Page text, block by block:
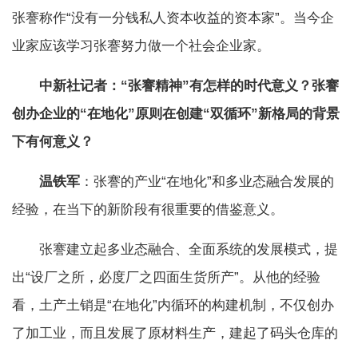
张謇称作“没有一分钱私人资本收益的资本家”。当今企
业家应该学习张謇努力做一个社会企业家。
中新社记者：“张謇精神”有怎样的时代意义？张謇
创办企业的“在地化”原则在创建“双循环”新格局的背景
下有何意义？
温铁军 ：张謇的产业“在地化”和多业态融合发展的
经验，在当下的新阶段有很重要的借鉴意义。
张謇建立起多业态融合、全面系统的发展模式，提
出“设厂之所，必度厂之四面生货所产”。从他的经验
看，土产土销是“在地化”内循环的构建机制，不仅创办
了加工业，而且发展了原材料生产，建起了码头仓库的